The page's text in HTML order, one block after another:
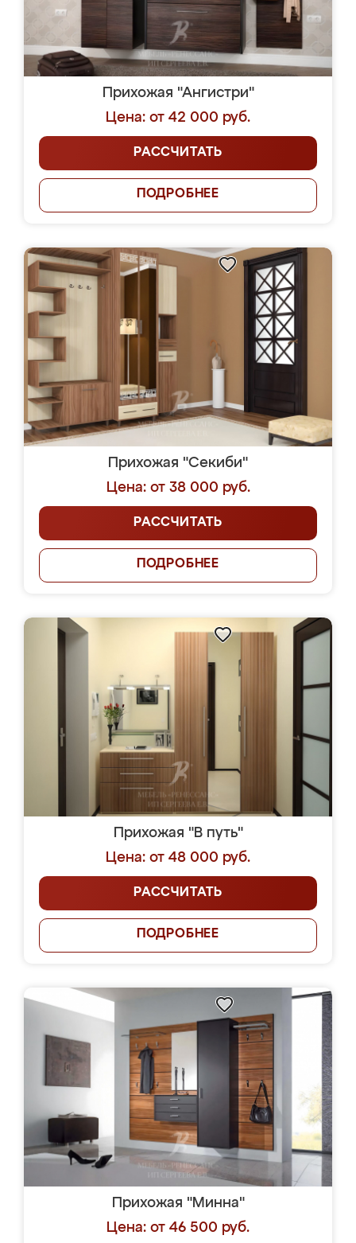
Прихожая "Ангистри"
Цена: от 42 000 руб.
РАССЧИТАТЬ
ПОДРОБНЕЕ
Прихожая "Секиби"
Цена: от 38 000 руб.
РАССЧИТАТЬ
ПОДРОБНЕЕ
Прихожая "В путь"
Цена: от 48 000 руб.
РАССЧИТАТЬ
ПОДРОБНЕЕ
Прихожая "Минна"
Цена: от 46 500 руб.